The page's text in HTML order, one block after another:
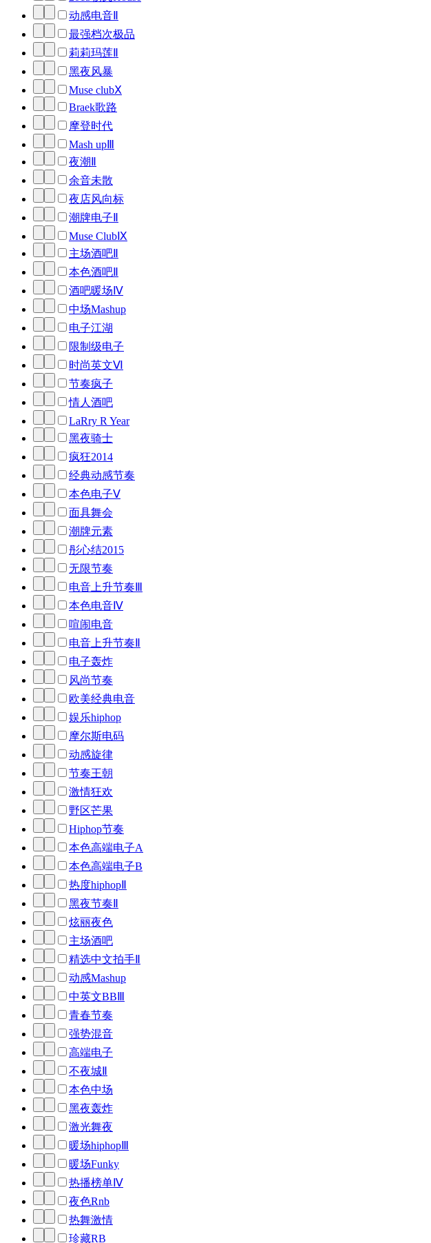
动感电音Ⅱ
最强档次极品
莉莉玛莲Ⅱ
黑夜风暴
Muse clubⅩ
Braek歌路
摩登时代
Mash upⅢ
夜潮Ⅱ
余音未散
夜店风向标
潮牌电子Ⅱ
Muse ClubⅨ
主场酒吧Ⅱ
本色酒吧Ⅱ
酒吧暖场Ⅳ
中场Mashup
电子江湖
限制级电子
时尚英文Ⅵ
节奏疯子
情人酒吧
LaRry R Year
黑夜骑士
疯狂2014
经典动感节奏
本色电子Ⅴ
面具舞会
潮牌元素
彤心结2015
无限节奏
电音上升节奏Ⅲ
本色电音Ⅳ
喧闹电音
电音上升节奏Ⅱ
电子轰炸
风尚节奏
欧美经典电音
娱乐hiphop
摩尔斯电码
动感旋律
节奏王朝
激情狂欢
野区芒果
Hiphop节奏
本色高端电子A
本色高端电子B
热度hiphopⅡ
黑夜节奏Ⅱ
炫丽夜色
主场酒吧
精选中文拍手Ⅱ
动感Mashup
中英文BBⅢ
青春节奏
强势混音
高端电子
不夜城Ⅱ
本色中场
黑夜轰炸
激光舞夜
暖场hiphopⅢ
暖场Funky
热播榜单Ⅳ
夜色Rnb
热舞激情
珍藏RB